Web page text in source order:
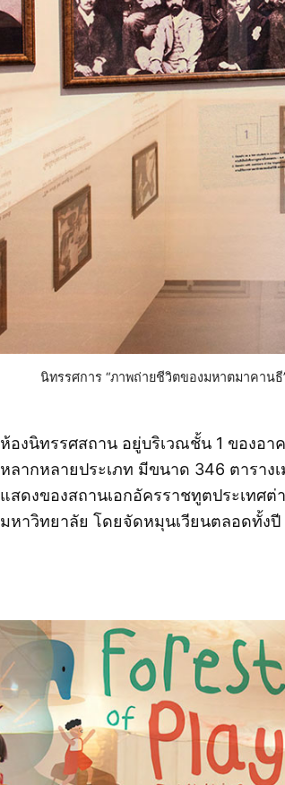
นิทรรศการ “ภาพถ่ายชีวิตของมหาตมาคา
ห้องนิทรรศสถาน อยู่บริเวณชั้น 1 ของอ
หลากหลายประเภท มีขนาด 346 ตาราง
แสดงของสถานเอกอัครราชทูตประเทศ
มหาวิทยาลัย โดยจัดหมุนเวียนตลอดทั้งปี